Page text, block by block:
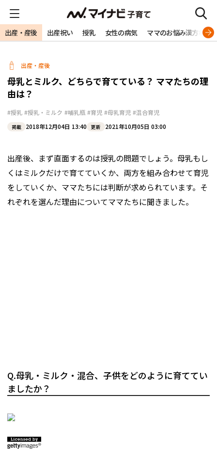
出産・産後 出産祝い 授乳 女性の病気 ママのお悩み漢方相談
出産・産後
母乳とミルク、どちらで育てている？ ママたちの理
由は？
#授乳 #授乳・ミルク #哺乳瓶 #育児 #母乳育児 #混合育児
掲載 2018年12月04日 13:40 更新 2021年10月05日 03:00
出産後、まず直面するのは授乳の問題でしょう。母乳もし
くはミルクだけで育てていくか、両方を組み合わせて育児
をしていくか、ママたちには判断が求められています。そ
れぞれを選んだ理由についてママたちに聞きました。
Q.母乳・ミルク・混合、子供をどのように育ててい
ましたか？